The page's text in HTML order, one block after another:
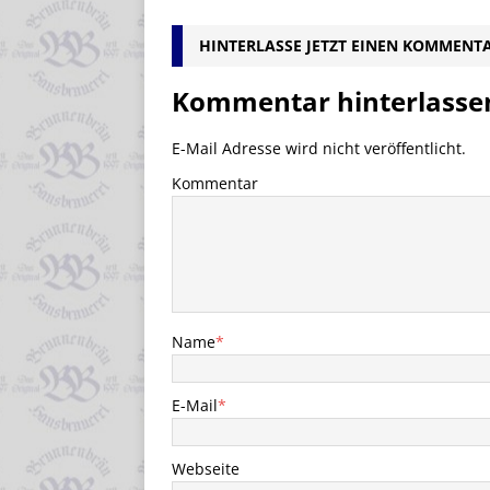
HINTERLASSE JETZT EINEN
Kommentar
E-Mail Adresse wird nicht veröffentlicht.
Kommentar
Name*
E-Mail*
Webseite